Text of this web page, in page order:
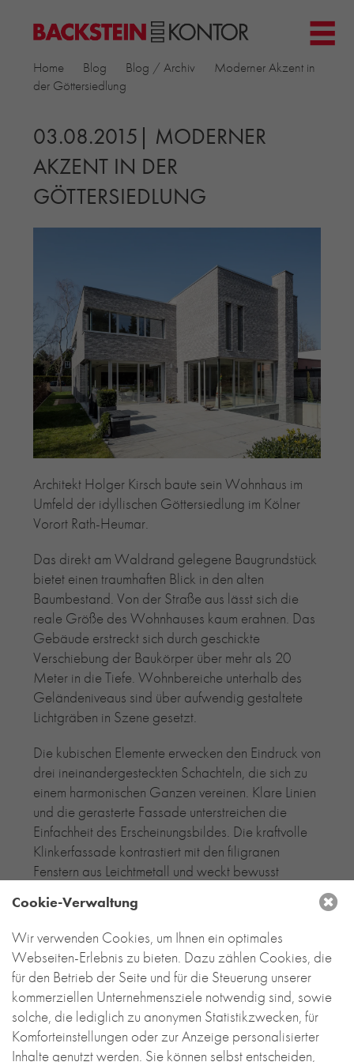
PROJEKTE
▼
KIRCHEN
MEHRFAMILIENHÄUSER
MUSEEN
EINFAMILIENHÄUSER
RIEMCHENKOLLEKTIONEN TONWERK
ALLGEMEINE RIEMCHENKOLLEKTIONEN
PETERSEN TEGL
RECYCLING-ZIEGEL
RE-USE-ZIEGEL
GLASUR-ZIEGEL
RE-USE-MÖRTEL
FASSADENPLANUNG (SCHWEIZ)
PRIVATKUNDEN
ÜBER UNS
BLOG
Home Blog Blog / Archiv
Moderner Akzent in
der Göttersiedlung
03.08.2015| MODERNER
AKZENT IN DER
GÖTTERSIEDLUNG
Architekt Holger Kirsch baute sein Wohnhaus im
Umfeld der idyllischen Göttersiedlung im Kölner
Vorort Rath-Heumar.
Das direkt am Waldrand gelegene Baugrundstück
bietet einen traumhaften Blick in den alten
Baumbestand. Von der Straße aus lässt sich die
reale Größe des Wohnhauses kaum erahnen. Das
Gebäude erstreckt sich durch geschickte
Verschiebung der Baukörper über mehr als 20
Meter in die Tiefe. Wohnbereiche unterhalb des
Geländeniveaus sind über aufwendig gestaltete
Lichtgräben in Szene gesetzt.
Die kubischen Elemente erwecken den Eindruck von
drei ineinandergesteckten Schachteln, die sich zu
einem harmonischen Ganzen vereinen. Klare Linien
und die gerasterte Fassade unterstreichen die
Einfachheit des Erscheinungsbildes. Die kraftvolle
Klinkerfassade kontrastiert mit den filigranen
Fenstern aus Leichtmetall und weckt bewusst
engen räumlichen Bezug zwischen innen und außen
herzustellen. Dies gelingt durch großzügige
Fensteröffnungen am Ende sämtlicher Blick- und
Wegebeziehungen im Gebäude. Die Materialien
sind auf wenige Elemente reduziert und bewusst
zurückhaltend gewählt. Ziegel, Betonwerkstein und
Cookie-Verwaltung
Wir verwenden Cookies, um Ihnen ein optimales
Webseiten-Erlebnis zu bieten. Dazu zählen Cookies, die
für den Betrieb der Seite und für die Steuerung unserer
kommerziellen Unternehmensziele notwendig sind, sowie
solche, die lediglich zu anonymen Statistikzwecken, für
Komforteinstellungen oder zur Anzeige personalisierter
Inhalte genutzt werden. Sie können selbst entscheiden,